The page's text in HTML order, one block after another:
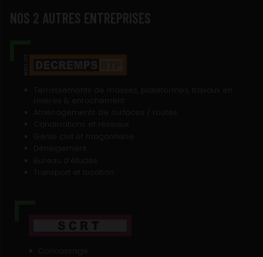
NOS 2 AUTRES ENTREPRISES
Terrassements de masses, plateformes, travaux en
rivières & enrochement
Aménagements de surfaces / routes
Canalisations et réseaux
Génie civil et maçonnerie
Déneigement
Bureau d’études
Transport et location